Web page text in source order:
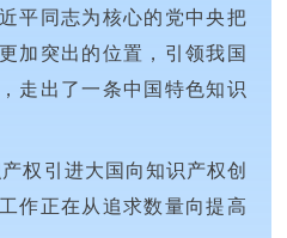
平同志为核心的党中央把
加突出的位置，引领我国
走出了一条中国特色知识
权引进大国向知识产权创
作正在从追求数量向提高